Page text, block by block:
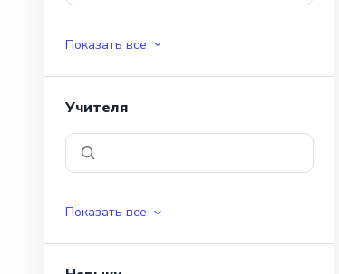
Показать все
Учителя
Показать все